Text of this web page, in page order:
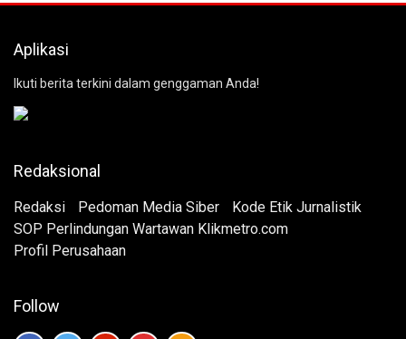
Aplikasi
Ikuti berita terkini dalam genggaman Anda!
Redaksional
Redaksi Pedoman Media Siber
Kode Etik Jurnalistik
SOP Perlindungan Wartawan Klikmetro.com
Profil Perusahaan
Follow